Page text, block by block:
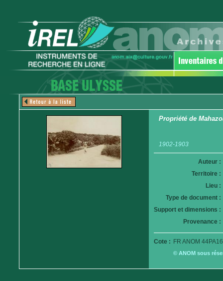
Propriété de
1902-1903
Auteur :
Territoire :
Lieu :
Type de document :
Support et dimensions :
Provenance :
Cote : FR ANOM
© ANOM sous